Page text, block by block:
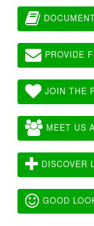
PROVIDE
JOIN THE
MEET US
DISCOVER
GOOD